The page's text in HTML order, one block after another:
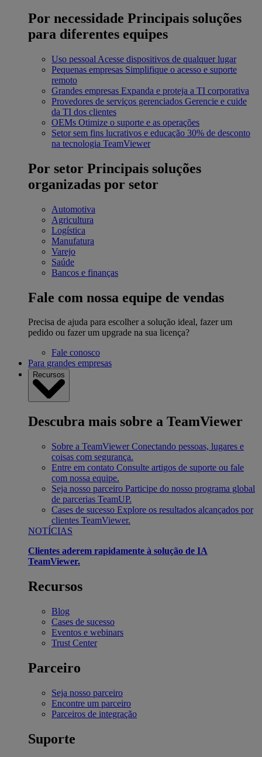
Por necessidade Principais soluções
para diferentes equipes
Uso pessoal Acesse dispositivos de qualquer lugar
Pequenas empresas Simplifique o acesso e suporte
remoto
Grandes empresas Expanda e proteja a TI corporativa
Provedores de serviços gerenciados Gerencie e cuide
da TI dos clientes
OEMs Otimize o suporte e as operações
Setor sem fins lucrativos e educação 30% de desconto
na tecnologia TeamViewer
Por setor Principais soluções
organizadas por setor
Automotiva
Agricultura
Logística
Manufatura
Varejo
Saúde
Bancos e finanças
Fale com nossa equipe de vendas
Precisa de ajuda para escolher a solução ideal, fazer um
pedido ou fazer um upgrade na sua licença?
Fale conosco
Para grandes empresas
Recursos
Descubra mais sobre a TeamViewer
Sobre a TeamViewer Conectando pessoas, lugares e
coisas com segurança.
Entre em contato Consulte artigos de suporte ou fale
com nossa equipe.
Seja nosso parceiro Participe do nosso programa global
de parcerias TeamUP.
Cases de sucesso Explore os resultados alcançados por
clientes TeamViewer.
NOTÍCIAS
Clientes aderem rapidamente à solução de IA
TeamViewer.
Recursos
Blog
Cases de sucesso
Eventos e webinars
Trust Center
Parceiro
Seja nosso parceiro
Encontre um parceiro
Parceiros de integração
Suporte